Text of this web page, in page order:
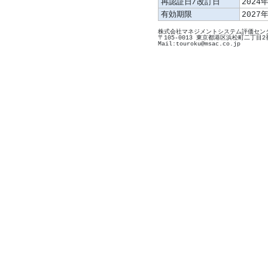
再認証日/改訂日
2024
有効期限
2027
株式会社マネジメントシステム評価セン
〒105-0013 東京都港区浜松町二丁目2
Mail:touroku@msac.co.jp